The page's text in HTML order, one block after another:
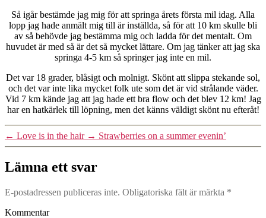
Så igår bestämde jag mig för att springa årets första mil idag. Alla
lopp jag hade anmält mig till är inställda, så för att 10 km skulle bli
av så behövde jag bestämma mig och ladda för det mentalt. Om
huvudet är med så är det så mycket lättare. Om jag tänker att jag ska
springa 4-5 km så springer jag inte en mil.
Det var 18 grader, blåsigt och molnigt. Skönt att slippa stekande sol,
och det var inte lika mycket folk ute som det är vid strålande väder.
Vid 7 km kände jag att jag hade ett bra flow och det blev 12 km! Jag
har en hatkärlek till löpning, men det känns väldigt skönt nu efteråt!
← Love is in the hair → Strawberries on a summer evenin’
Lämna ett svar
E-postadressen publiceras inte. Obligatoriska fält är märkta *
Kommentar